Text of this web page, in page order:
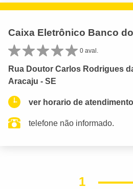
Caixa Eletrônico Banco
0 aval.
Rua Doutor Carlos Rodrigues
Aracaju - SE
ver horario de
telefone não informado.
1